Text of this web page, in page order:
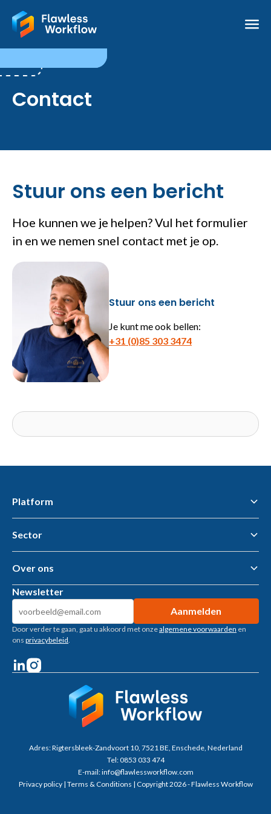
Contact
Stuur ons een bericht
Hoe kunnen we je helpen? Vul het formulier
in en we nemen snel contact met je op.
Stuur ons een bericht
Je kunt me ook bellen:
+31 (0)85 303 3474
Platform
Flawless Workflow Data & AI Platform
Business Intelligence
AI tools & AI Agents
Sector
Gemeenten – openbare ruimte
Woningcorporaties
Metaalbewerking
Bouwtoeleveranciers
Machinebouw
Installatietechniek
Recruitment
Welzijn
Over ons
Over ons
Kennisbank
Klantverhalen
Vacatures
Adres:Rigtersbleek-Zandvoort 10, 7521 BE, Enschede, Nederland
Tel:0853 033 474
E-mail:info@flawlessworkflow.com
Newsletter
Door verder te gaan, gaat u akkoord met onzealgemene voorwaarden en
ons privacybeleid.
Privacy policy| Terms & Conditions | Copyright 2026 - Flawless Workflow